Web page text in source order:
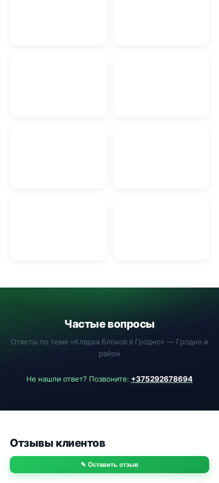
Частые вопросы
Ответы по теме «Кладка блоков в Гродно» — Гродно и
район
Не нашли ответ? Позвоните: +375292678694
Отзывы клиентов
✎ Оставить отзыв